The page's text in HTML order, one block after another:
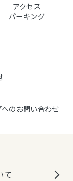
アクセス
パーキング
のお問い合わせ
て